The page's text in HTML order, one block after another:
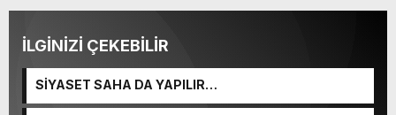
İLGİNİZİ ÇEKEBİLİR
SİYASET SAHA DA YAPILIR…